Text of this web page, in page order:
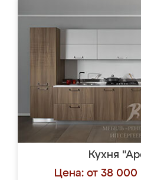
Кухня
Цена: от 38 000